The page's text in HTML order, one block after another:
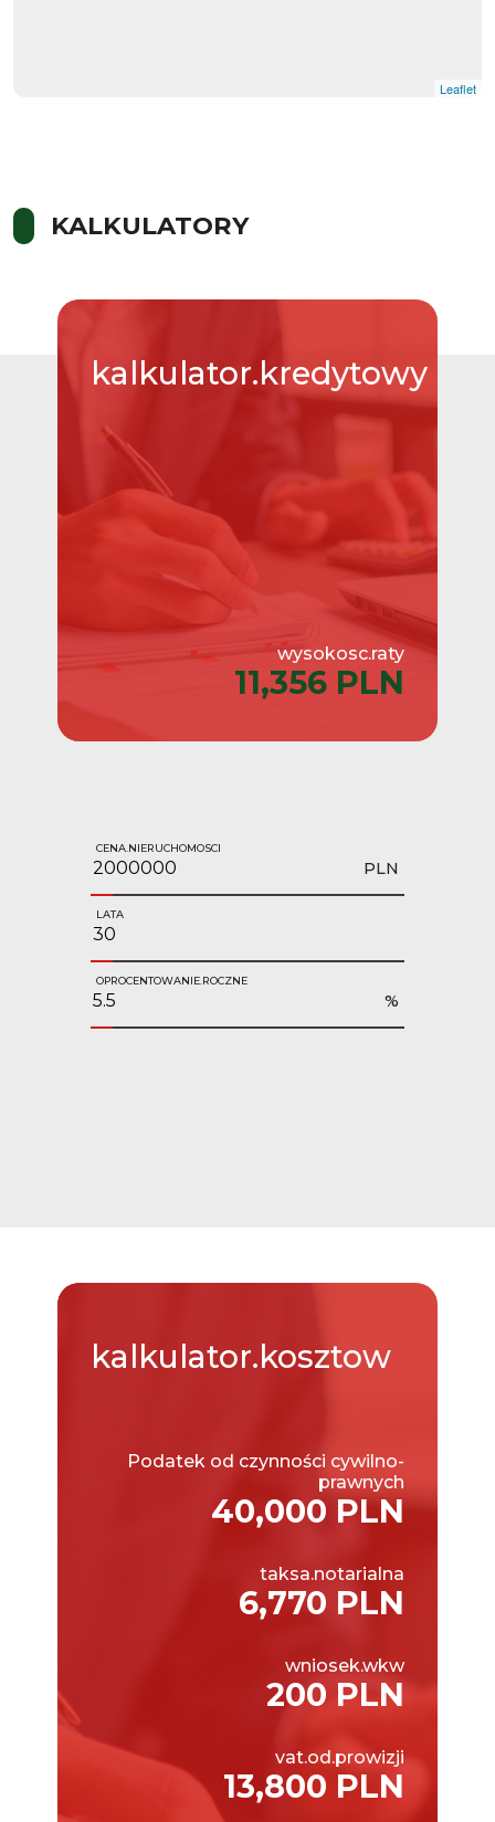
Leaflet
KALKULATORY
kalkulator.kredytowy
wysokosc.raty
11,356 PLN
CENA.NIERUCHOMOSCI
PLN
LATA
OPROCENTOWANIE.ROCZNE
%
kalkulator.kosztow
Podatek od czynności cywilno-
prawnych
40,000 PLN
taksa.notarialna
6,770 PLN
wniosek.wkw
200 PLN
vat.od.prowizji
13,800 PLN